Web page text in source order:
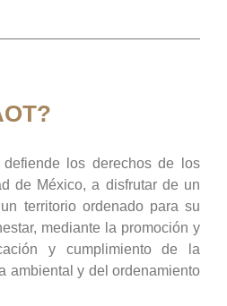
los derechos de los
de México, a disfrutar de un
territorio ordenado para su
mediante la promoción y
y cumplimiento de la
ambiental y del ordenamiento